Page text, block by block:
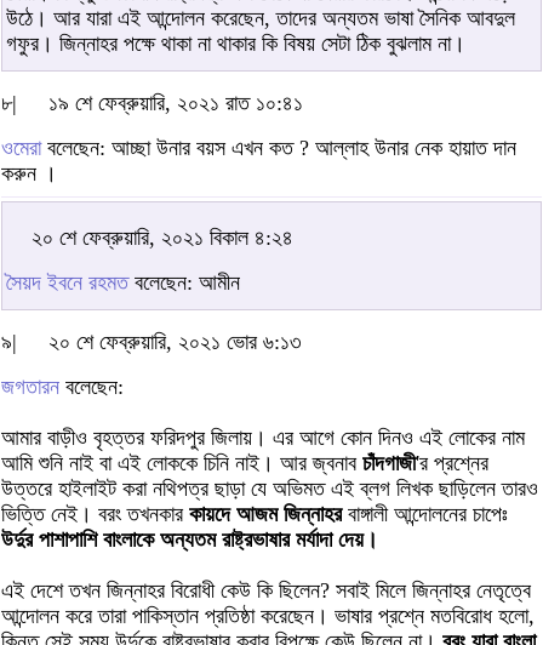
উঠে। আর যারা এই আন্দোলন করেছেন, তাদের অন্যতম ভাষা সৈনিক আবদুল
গফুর। জিন্নাহর পক্ষে থাকা না থাকার কি বিষয় সেটা ঠিক বুঝলাম না।
৮|
১৯ শে ফেব্রুয়ারি, ২০২১ রাত ১০:৪১
ওমেরাবলেছেন: আচ্ছা উনার বয়স এখন কত ? আল্লাহ উনার নেক হায়াত দান
করুন ।
২০ শে ফেব্রুয়ারি, ২০২১ বিকাল ৪:২৪
সৈয়দ ইবনে রহমতবলেছেন: আমীন
৯|
২০ শে ফেব্রুয়ারি, ২০২১ ভোর ৬:১৩
জগতারন বলেছেন:
আমার বাড়ীও বৃহত্তর ফরিদপুর জিলায়। এর আগে কোন দিনও এই লোকের নাম
আমি শুনি নাই বা এই লোককে চিনি নাই। আর জ্বনাব চাঁদগাজী'র প্রশ্নের
উত্তরে হাইলাইট করা নথিপত্র ছাড়া যে অভিমত এই ব্লগ লিখক ছাড়িলেন তারও
ভিত্তি নেই। বরং তখনকার কায়দে আজম জিন্নাহরবাঙ্গালী আন্দোলনের চাপেঃ
উর্দুর পাশাপাশি বাংলাকে অন্যতম রাষ্ট্রভাষার মর্যাদা দেয়।
এই দেশে তখন জিন্নাহর বিরোধী কেউ কি ছিলেন? সবাই মিলে জিন্নাহর নেতৃত্বে
আন্দোলন করে তারা পাকিস্তান প্রতিষ্ঠা করেছেন। ভাষার প্রশ্নে মতবিরোধ হলো,